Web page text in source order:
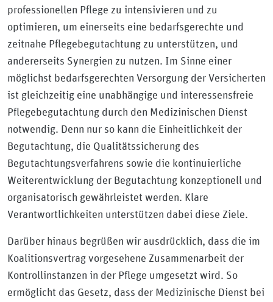
professionellen Pflege zu intensivieren und zu
optimieren, um einerseits eine bedarfsgerechte und
zeitnahe Pflegebegutachtung zu unterstützen, und
andererseits Synergien zu nutzen. Im Sinne einer
möglichst bedarfsgerechten Versorgung der Versicherten
ist gleichzeitig eine unabhängige und interessensfreie
Pflegebegutachtung durch den Medizinischen Dienst
notwendig. Denn nur so kann die Einheitlichkeit der
Begutachtung, die Qualitätssicherung des
Begutachtungsverfahrens sowie die kontinuierliche
Weiterentwicklung der Begutachtung konzeptionell und
organisatorisch gewährleistet werden. Klare
Verantwortlichkeiten unterstützen dabei diese Ziele.
Darüber hinaus begrüßen wir ausdrücklich, dass die im
Koalitionsvertrag vorgesehene Zusammenarbeit der
Kontrollinstanzen in der Pflege umgesetzt wird. So
ermöglicht das Gesetz, dass der Medizinische Dienst bei